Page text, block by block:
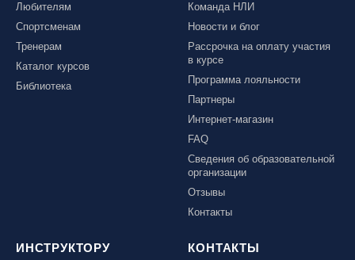
Любителям
Спортсменам
Тренерам
Каталог курсов
Библиотека
Команда НЛИ
Новости и блог
Рассрочка на оплату участия
в курсе
Программа лояльности
Партнеры
Интернет-магазин
FAQ
Сведения об образовательной
организации
Отзывы
Контакты
ИНСТРУКТОРУ КОНТАКТЫ